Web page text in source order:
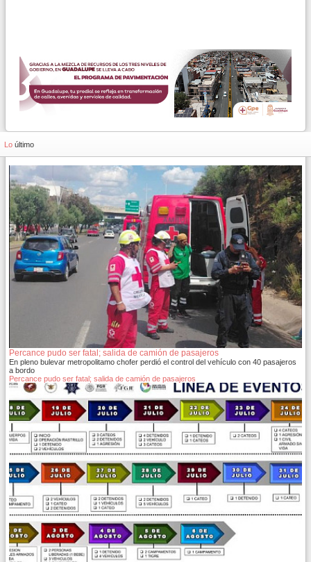
Lo último
Percance pudo ser fatal; salida de camión de pasajeros
En pleno bulevar metropolitamo chofer perdió el control del vehículo con 40 pasajeros
a bordo
Percance pudo ser fatal; salida de camión de pasajeros